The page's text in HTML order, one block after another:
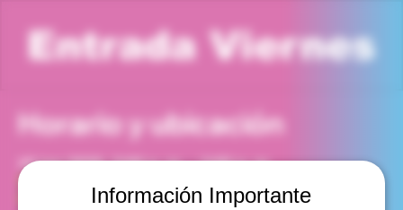
Información Importante
Entrada Viernes
Horario y ubicación
12 jun 2026, 2:00 p. m. – 3:00 p. m.
Viña del Mar, Cam. Internacional 2440, Viña del Mar,
Valparaíso, Chile